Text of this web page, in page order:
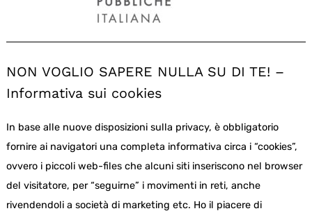
NON VOGLIO SAPERE NULLA SU DI TE! –
Informativa sui cookies
In base alle nuove disposizioni sulla privacy, è obbligatorio
fornire ai navigatori una completa informativa circa i “cookies”,
ovvero i piccoli web-files che alcuni siti inseriscono nel browser
del visitatore, per “seguirne” i movimenti in reti, anche
rivendendoli a società di marketing etc. Ho il piacere di